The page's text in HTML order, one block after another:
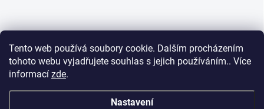
Tento web používá soubory cookie. Dalším procházením
tohoto webu vyjadřujete souhlas s jejich používáním.. Více
informací zde.
Nastavení